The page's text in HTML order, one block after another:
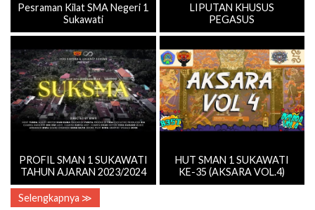
Pesraman Kilat SMA Negeri 1
Sukawati
LIPUTAN KHUSUS
PEGASUS
PROFIL SMAN 1 SUKAWATI
TAHUN AJARAN 2023/2024
HUT SMAN 1 SUKAWATI
KE-35 (AKSARA VOL.4)
Selengkapnya ≫